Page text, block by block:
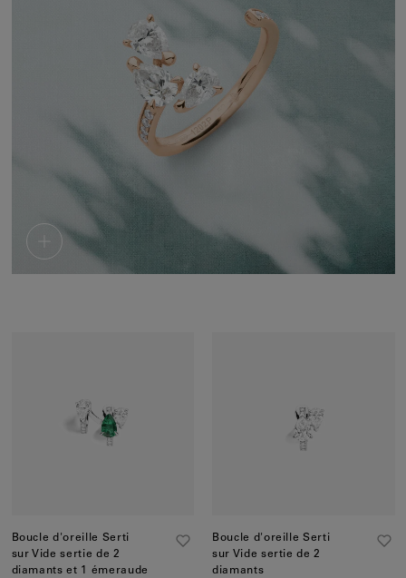
Boucle d'oreille Serti
sur Vide sertie de 2
diamants et 1 émeraude
Boucle d'oreille Serti
sur Vide sertie de 2
diamants